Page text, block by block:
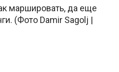
маршировать, да еще
(Фото Damir Sagolj |